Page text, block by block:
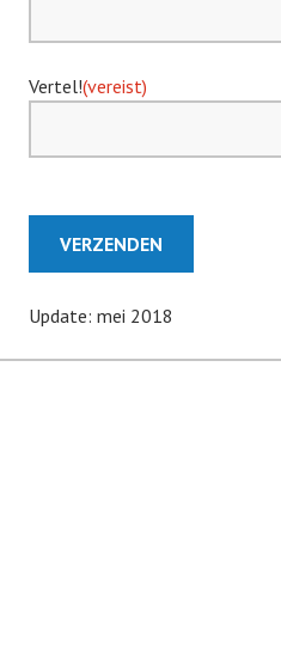
Vertel!(vereist)
VERZENDEN
Update: mei 2018